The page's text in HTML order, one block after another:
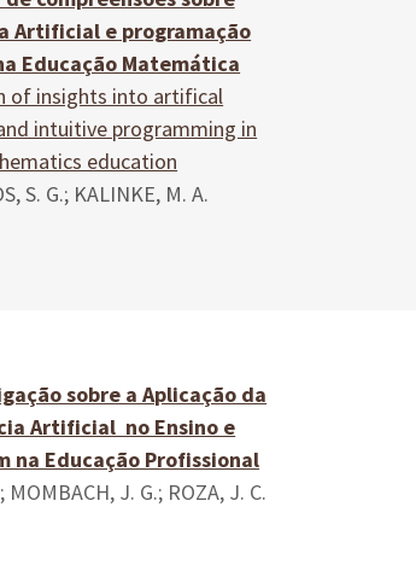
Artificial e programação
Educação Matemática
of insights into artifical
intuitive programming in
education
S. G.; KALINKE, M. A.
sobre a Aplicação da
Artificial no Ensino e
na Educação Profissional
MOMBACH, J. G.; ROZA, J. C.